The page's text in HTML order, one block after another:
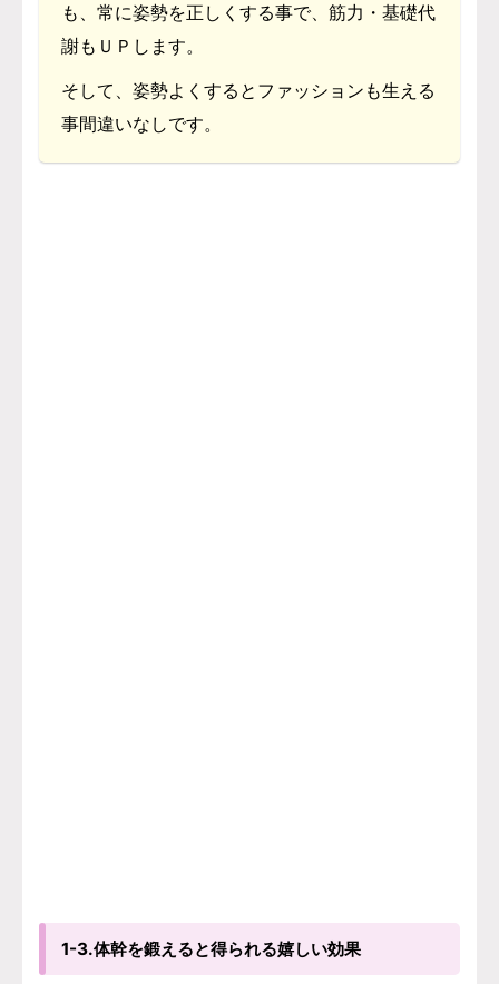
も、常に姿勢を正しくする事で、筋力・基礎代
謝もＵＰします。
そして、姿勢よくするとファッションも生える
事間違いなしです。
1-3.体幹を鍛えると得られる嬉しい効果